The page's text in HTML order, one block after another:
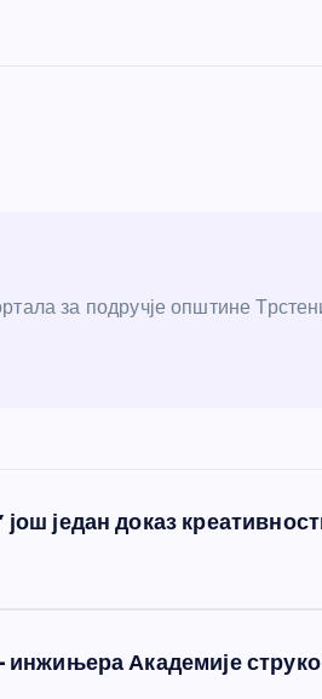
за подручје општине
један доказ
Академије